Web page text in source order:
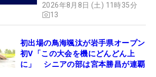
2026年8月8日 (土) 11時35分
13
初出場の鳥海颯汰が岩手県オープン
初V「この大会を機にどんどん上
に」 シニアの部は宮本勝昌が連覇